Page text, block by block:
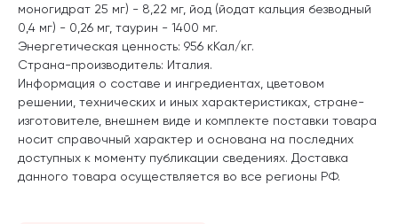
моногидрат 25 мг) - 8,22 мг, йод (йодат кальция безводный
0,4 мг) - 0,26 мг, таурин - 1400 мг.
Энергетическая ценность: 956 кКал/кг.
Страна-производитель: Италия.
Информация о составе и ингредиентах, цветовом
решении, технических и иных характеристиках, стране-
изготовителе, внешнем виде и комплекте поставки товара
носит справочный характер и основана на последних
доступных к моменту публикации сведениях. Доставка
данного товара осуществляется во все регионы РФ.